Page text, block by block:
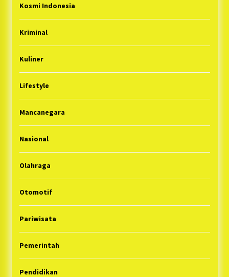
Kosmi Indonesia
Kriminal
Kuliner
Lifestyle
Mancanegara
Nasional
Olahraga
Otomotif
Pariwisata
Pemerintah
Pendidikan